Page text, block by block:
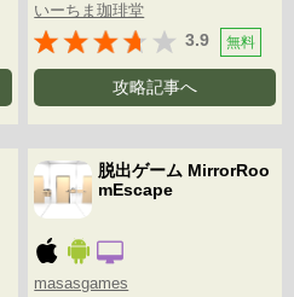
いーちま珈琲堂
3.9 無料
攻略記事へ
脱出ゲーム MirrorRoo
mEscape
masasgames